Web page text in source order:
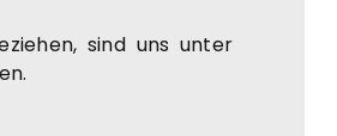
sind uns unter